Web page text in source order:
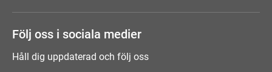
Följ oss i sociala medier
Håll dig uppdaterad och följ oss